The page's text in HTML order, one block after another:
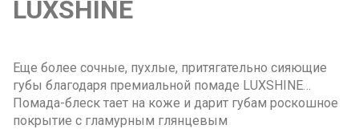
LUXSHINE
Еще более сочные, пухлые, притягательно сияющие
губы благодаря премиальной помаде LUXSHINE…
Помада-блеск тает на коже и дарит губам роскошное
покрытие с гламурным глянцевым